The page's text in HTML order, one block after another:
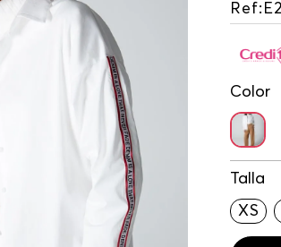
Ref:
Color
Talla
XS